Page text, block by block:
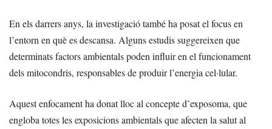
En els darrers anys, la investigació també ha posat el focus en
l’entorn en què es descansa. Alguns estudis suggereixen que
determinats factors ambientals poden influir en el funcionament
dels mitocondris, responsables de produir l’energia cel·lular.
Aquest enfocament ha donat lloc al concepte d’exposoma, que
engloba totes les exposicions ambientals que afecten la salut al